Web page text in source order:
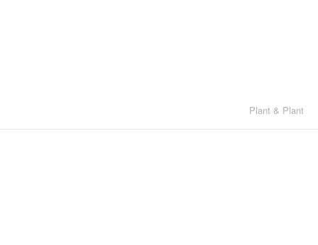
Plant & Plant